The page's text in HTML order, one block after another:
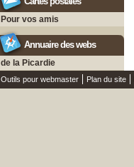
Pour vos amis
Annuaire des webs
de la Picardie
Outils pour webmaster Plan du site